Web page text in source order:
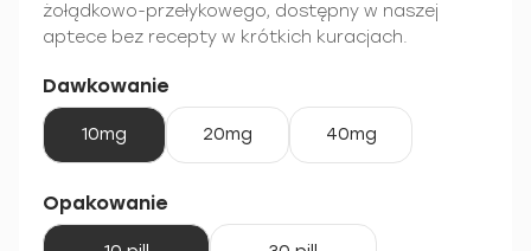
żołądkowo-przełykowego, dostępny w naszej
aptece bez recepty w krótkich kuracjach.
Dawkowanie
10mg 20mg 40mg
Opakowanie